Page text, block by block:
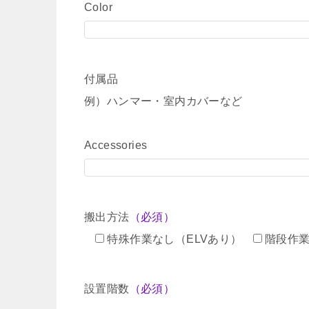
Color
付属品
例）ハンマー・室内カバーなど
Accessories
搬出方法 （必須）
特殊作業なし（ELVあり）
階段作
設置階数 （必須）